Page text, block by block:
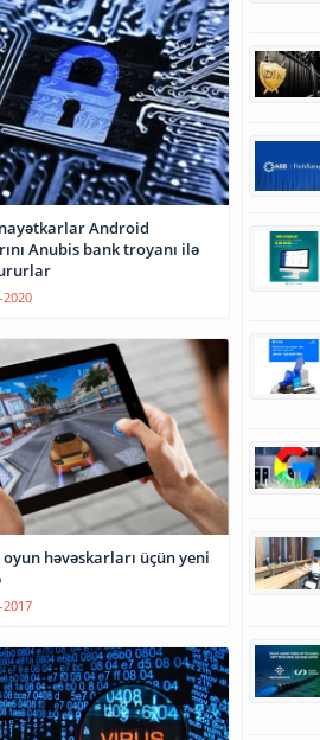
Android
Anubis bank troyanı ilə
2020
həvəskarları üçün yeni
2017